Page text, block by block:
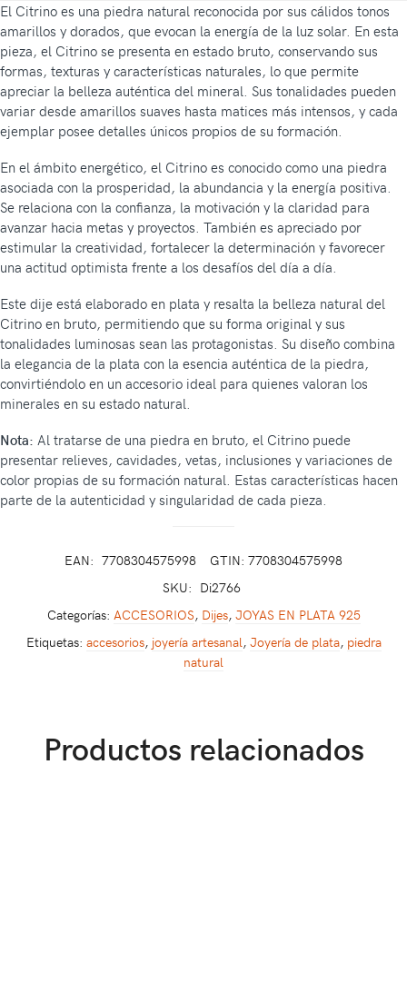
El Citrino es una piedra natural reconocida por sus cálidos tonos
amarillos y dorados, que evocan la energía de la luz solar. En esta
pieza, el Citrino se presenta en estado bruto, conservando sus
formas, texturas y características naturales, lo que permite
apreciar la belleza auténtica del mineral. Sus tonalidades pueden
variar desde amarillos suaves hasta matices más intensos, y cada
ejemplar posee detalles únicos propios de su formación.
En el ámbito energético, el Citrino es conocido como una piedra
asociada con la prosperidad, la abundancia y la energía positiva.
Se relaciona con la confianza, la motivación y la claridad para
avanzar hacia metas y proyectos. También es apreciado por
estimular la creatividad, fortalecer la determinación y favorecer
una actitud optimista frente a los desafíos del día a día.
Este dije está elaborado en plata y resalta la belleza natural del
Citrino en bruto, permitiendo que su forma original y sus
tonalidades luminosas sean las protagonistas. Su diseño combina
la elegancia de la plata con la esencia auténtica de la piedra,
convirtiéndolo en un accesorio ideal para quienes valoran los
minerales en su estado natural.
Nota: Al tratarse de una piedra en bruto, el Citrino puede
presentar relieves, cavidades, vetas, inclusiones y variaciones de
color propias de su formación natural. Estas características hacen
parte de la autenticidad y singularidad de cada pieza.
EAN: 7708304575998
GTIN: 7708304575998
SKU: Di2766
Categorías: ACCESORIOS, Dijes, JOYAS EN PLATA 925
Etiquetas: accesorios, joyería artesanal, Joyería de plata, piedra
natural
Productos relacionados